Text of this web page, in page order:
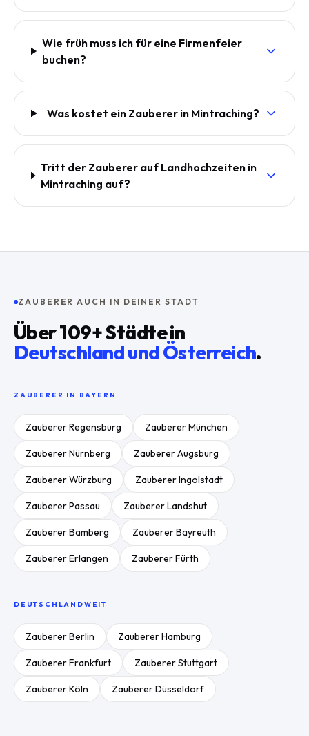
Wie früh muss ich für eine Firmenfeier
buchen?
Was kostet ein Zauberer in Mintraching?
Tritt der Zauberer auf Landhochzeiten in
Mintraching auf?
ZAUBERER AUCH IN DEINER STADT
Über109+ Städte in
Deutschland und Österreich.
ZAUBERER IN BAYERN
ZaubererRegensburg ZaubererMünchen
ZaubererNürnberg ZaubererAugsburg
ZaubererWürzburg ZaubererIngolstadt
ZaubererPassau ZaubererLandshut
ZaubererBamberg ZaubererBayreuth
ZaubererErlangen ZaubererFürth
DEUTSCHLANDWEIT
ZaubererBerlin ZaubererHamburg
ZaubererFrankfurt ZaubererStuttgart
ZaubererKöln ZaubererDüsseldorf